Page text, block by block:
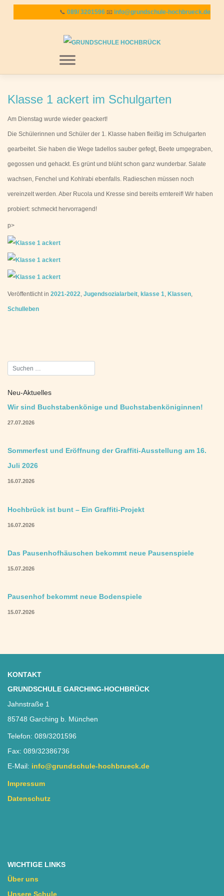
📞 089/ 3201596 📧 info@grundschule-hochbrueck.de
Klasse 1 ackert im Schulgarten
Am Dienstag wurde wieder geackert!
Die Schülerinnen und Schüler der 1. Klasse haben fleißig im Schulgarten
gearbeitet. Sie haben die Wege tadellos sauber gefegt, Beete umgegraben,
gegossen und gehackt. Es grünt und blüht schon ganz wunderbar. Salate
wachsen, Fenchel und Kohlrabi ebenfalls. Radieschen müssen noch
vereinzelt werden. Aber Rucola und Kresse sind bereits erntereif! Wir haben
probiert: schmeckt hervorragend!
p>
Veröffentlicht in 2021-2022, Jugendsozialarbeit, klasse 1, Klassen,
Schulleben
Beitragsnavigation
Neu-Aktuelles
Wir sind Buchstabenkönige und Buchstabenköniginnen!
27.07.2026
Sommerfest und Eröffnung der Graffiti-Ausstellung am 16.
Juli 2026
16.07.2026
Hochbrück ist bunt – Ein Graffiti-Projekt
16.07.2026
Das Pausenhofhäuschen bekommt neue Pausenspiele
15.07.2026
Pausenhof bekommt neue Bodenspiele
15.07.2026
KONTAKT
GRUNDSCHULE GARCHING-HOCHBRÜCK
Jahnstraße 1
85748 Garching b. München
Telefon: 089/3201596
Fax: 089/32386736
E-Mail: info@grundschule-hochbrueck.de
Impressum
Datenschutz
WICHTIGE LINKS
Über uns
Unsere Schule